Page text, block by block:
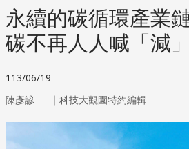
永續的碳循環產業
碳不再人人喊「減」
113/06/19
陳彥諺 ｜ 科技大觀園特約編輯